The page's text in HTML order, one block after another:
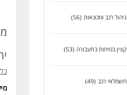
ניהול רכב ומכונאות (56)
קצין בטיחות בתעבורה (53)
חשמלאי רכב (49)